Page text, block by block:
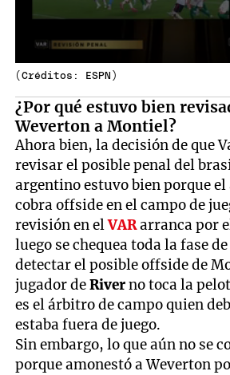
(Créditos: ESPN)
¿Por qué estuvo bien
Weverton a Montiel?
Ahora bien, la decisión de que
revisar el posible penal del
argentino estuvo bien porque
cobra offside en el campo de
revisión en elVARarranca por
luego se chequea toda la fase
detectar el posible offside de
jugador deRiverno toca la
es el árbitro de campo quien
estaba fuera de juego.
Sin embargo, lo que aún no se
porque amonestó a Weverton